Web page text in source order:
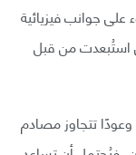
على جوانب فيزيائية
استُبعدت من قبل
تتجاوز مصادم